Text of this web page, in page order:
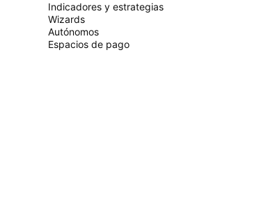
Indicadores y estrategias
Wizards
Autónomos
Espacios de pago